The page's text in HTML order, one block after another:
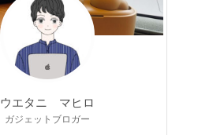
ウエタニ マヒロ
ガジェットブロガー